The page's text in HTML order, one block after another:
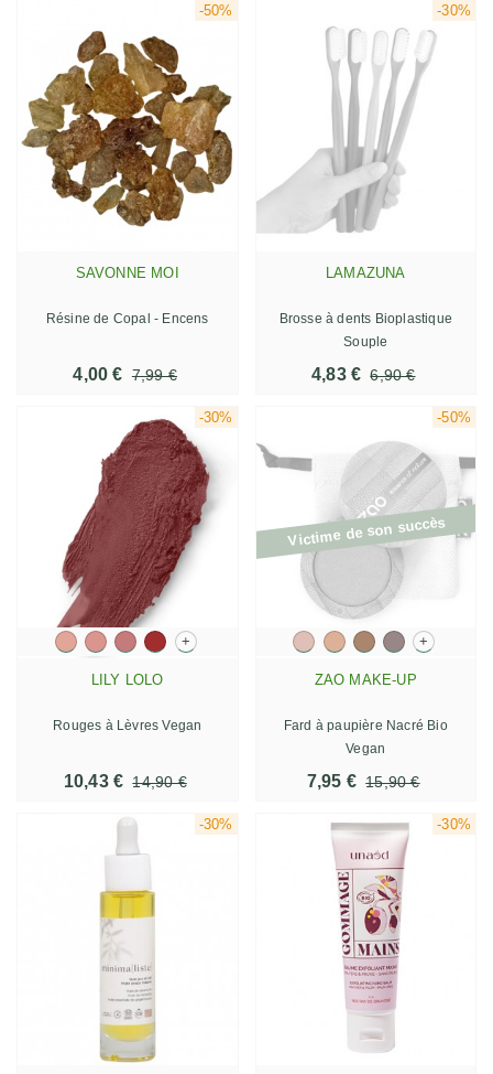
-50%
SAVONNE MOI
Résine de Copal - Encens
4,00 € 7,99 €
-30%
LAMAZUNA
Brosse à dents Bioplastique
Souple
4,83 € 6,90 €
-30%
+
LILY LOLO
Rouges à Lèvres Vegan
10,43 € 14,90 €
-50%
Victime de son succès
+
ZAO MAKE-UP
Fard à paupière Nacré Bio
Vegan
7,95 € 15,90 €
-30% -30%